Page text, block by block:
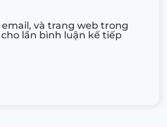
và trang web trong
lần bình luận kế tiếp